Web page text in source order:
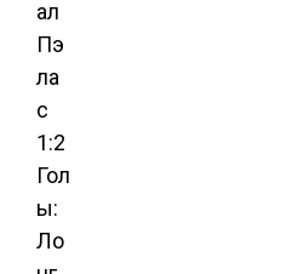
ал
Пэ
ла
с
1:2
Гол
ы:
Ло